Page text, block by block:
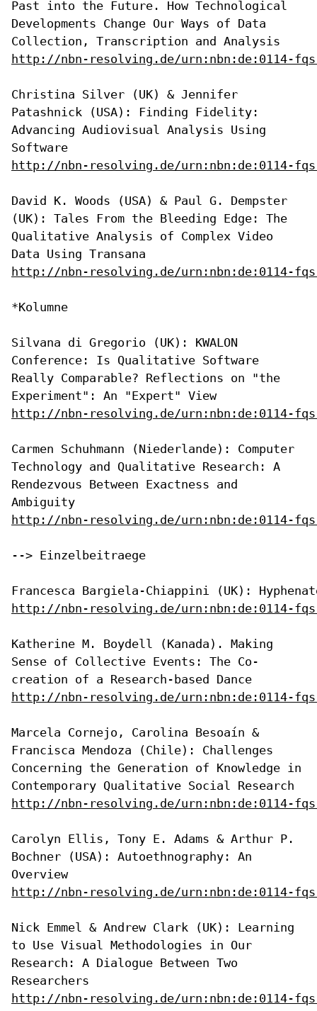
Past into the Future. How Technological
Developments Change Our Ways of Data
Collection, Transcription and Analysis
http://nbn-resolving.de/urn:nbn:de:0114-
Christina Silver (UK) & Jennifer
Patashnick (USA): Finding Fidelity:
Advancing Audiovisual Analysis Using
Software
http://nbn-resolving.de/urn:nbn:de:0114-
David K. Woods (USA) & Paul G. Dempster
(UK): Tales From the Bleeding Edge: The
Qualitative Analysis of Complex Video
Data Using Transana
http://nbn-resolving.de/urn:nbn:de:0114-
*Kolumne
Silvana di Gregorio (UK): KWALON
Conference: Is Qualitative Software
Really Comparable? Reflections on "the
Experiment": An "Expert" View
http://nbn-resolving.de/urn:nbn:de:0114-
Carmen Schuhmann (Niederlande): Computer
Technology and Qualitative Research: A
Rendezvous Between Exactness and
Ambiguity
http://nbn-resolving.de/urn:nbn:de:0114-
--> Einzelbeitraege
http://nbn-resolving.de/urn:nbn:de:0114-
Katherine M. Boydell (Kanada). Making
Sense of Collective Events: The Co-
creation of a Research-based Dance
http://nbn-resolving.de/urn:nbn:de:0114-
Marcela Cornejo, Carolina Besoaín &
Francisca Mendoza (Chile): Challenges
Concerning the Generation of Knowledge in
Contemporary Qualitative Social Research
http://nbn-resolving.de/urn:nbn:de:0114-
Carolyn Ellis, Tony E. Adams & Arthur P.
Bochner (USA): Autoethnography: An
Overview
http://nbn-resolving.de/urn:nbn:de:0114-
Nick Emmel & Andrew Clark (UK): Learning
to Use Visual Methodologies in Our
Research: A Dialogue Between Two
Researchers
http://nbn-resolving.de/urn:nbn:de:0114-